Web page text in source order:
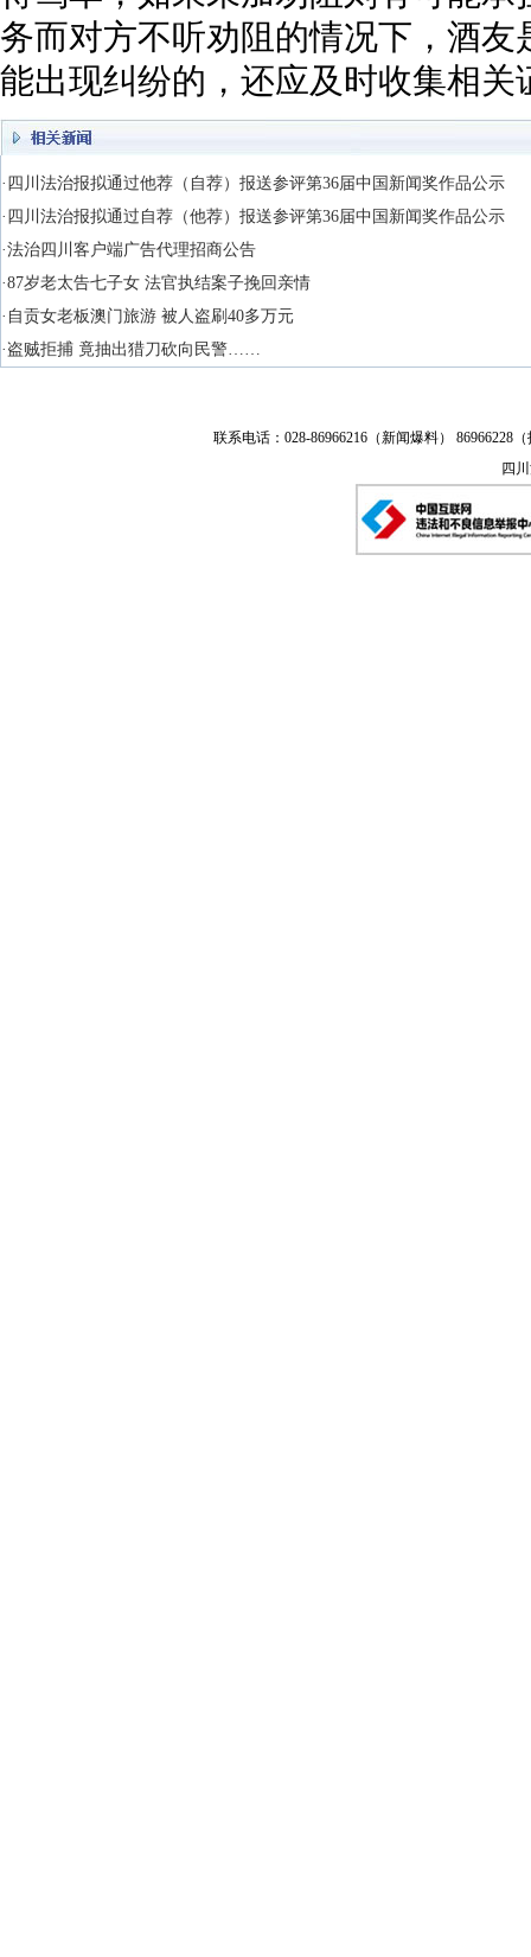
务而对方不听劝阻的情况下，酒
能出现纠纷的，还应及时收集相关
·四川法治报拟通过他荐（自荐）报送参评第36届中国新闻奖作品公示
·四川法治报拟通过自荐（他荐）报送参评第36届中国新闻奖作品公示
·法治四川客户端广告代理招商公告
·87岁老太告七子女 法官执结案子挽回亲情
·自贡女老板澳门旅游 被人盗刷40多万元
·盗贼拒捕 竟抽出猎刀砍向民警……
联系电话：028-86966216（新闻爆料） 86966228
四